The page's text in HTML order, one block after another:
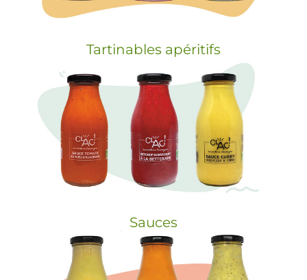
Tartinables apéritifs
Sauces